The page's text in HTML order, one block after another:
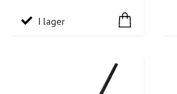
I lager